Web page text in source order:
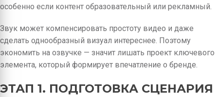
особенно если контент образовательный или рекламный.
Звук может компенсировать простоту видео и даже
сделать однообразный визуал интереснее. Поэтому
экономить на озвучке — значит лишать проект ключевого
элемента, который формирует впечатление о бренде.
ЭТАП 1. ПОДГОТОВКА СЦЕНАРИЯ